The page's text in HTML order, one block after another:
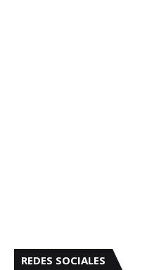
REDES SOCIALES